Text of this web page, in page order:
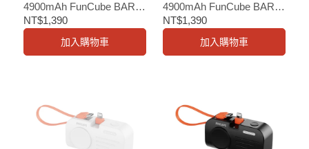
4900mAh FunCube BAR行
動電源
NT$1,390
加入購物車
4900mAh FunCube BAR行
動電源
NT$1,390
加入購物車